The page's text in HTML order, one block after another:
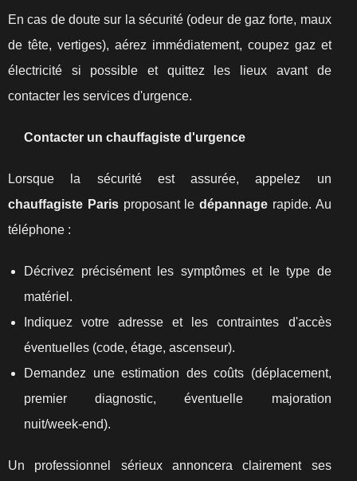
En cas de doute sur la sécurité (odeur de gaz forte, maux
de tête, vertiges), aérez immédiatement, coupez gaz et
électricité si possible et quittez les lieux avant de
contacter les services d'urgence.
Contacter un chauffagiste d'urgence
Lorsque la sécurité est assurée, appelez un
chauffagiste Parisproposant ledépannage rapide. Au
téléphone :
Décrivez précisément les symptômes et le type de
matériel.
Indiquez votre adresse et les contraintes d'accès
éventuelles (code, étage, ascenseur).
Demandez une estimation des coûts (déplacement,
premier diagnostic, éventuelle majoration
nuit/week‑end).
Un professionnel sérieux annoncera clairement ses